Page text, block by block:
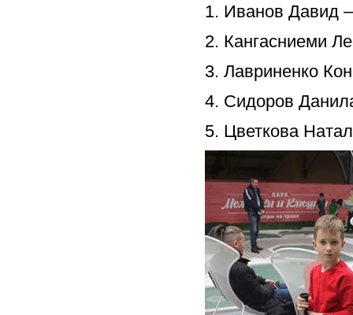
1. Иванов Давид
2. Кангасниеми
3. Лавриненко
4. Сидоров
5. Цветкова